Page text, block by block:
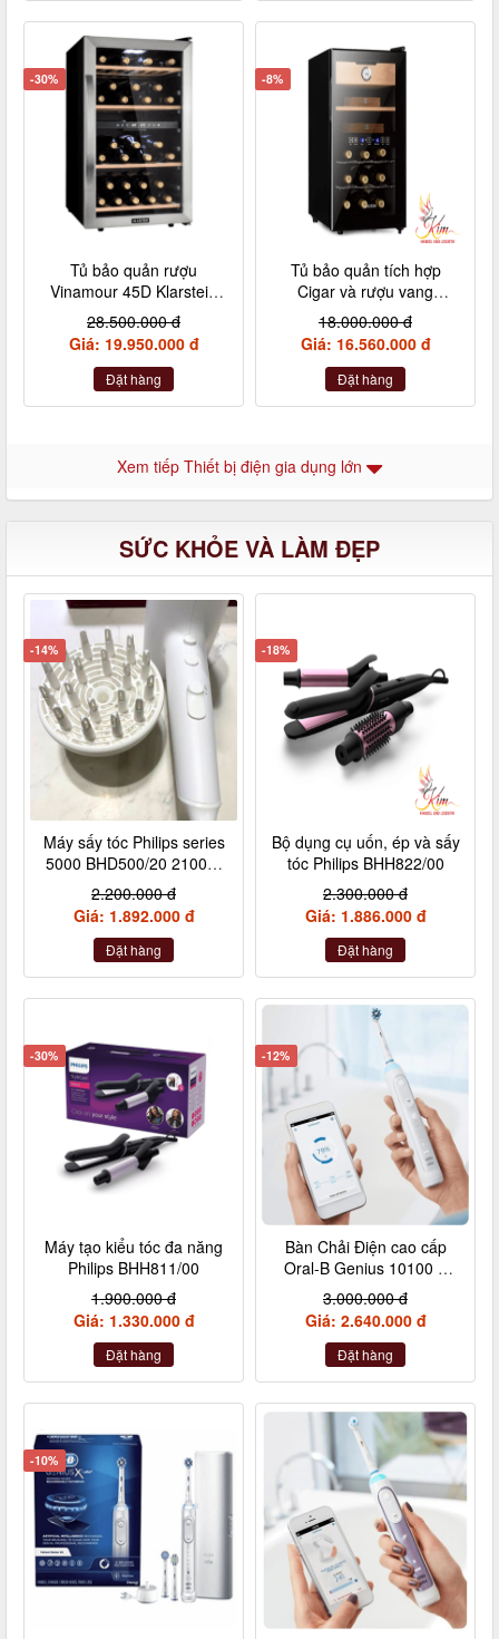
-30%
Tủ bảo quản rượu
Vinamour 45D Klarstein
118L
28.500.000 đ
Giá: 19.950.000 đ
Đặt hàng
-8%
Tủ bảo quản tích hợp
Cigar và rượu vang
Klarstein 48l
18.000.000 đ
Giá: 16.560.000 đ
Đặt hàng
Xem tiếp Thiết bị điện gia dụng lớn
SỨC KHỎE VÀ LÀM ĐẸP
-14%
Máy sấy tóc Philips series
5000 BHD500/20 2100W
màu trắng
2.200.000 đ
Giá: 1.892.000 đ
Đặt hàng
-18%
Bộ dụng cụ uốn, ép và sấy
tóc Philips BHH822/00
2.300.000 đ
Giá: 1.886.000 đ
Đặt hàng
-30%
Máy tạo kiểu tóc đa năng
Philips BHH811/00
1.900.000 đ
Giá: 1.330.000 đ
Đặt hàng
-12%
Bàn Chải Điện cao cấp
Oral-B Genius 10100 S
màu trắng, kèm hộp đựng
mang đi du lịch
3.000.000 đ
Giá: 2.640.000 đ
Đặt hàng
-10%